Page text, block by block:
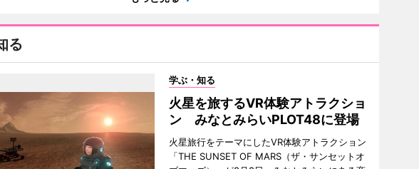
る
学ぶ・知る
火星を旅するVR体験アトラクショ
ン みなとみらいPLOT48に登場
火星旅行をテーマにしたVR体験アトラクション
「THE SUNSET OF MARS（ザ・サンセットオ